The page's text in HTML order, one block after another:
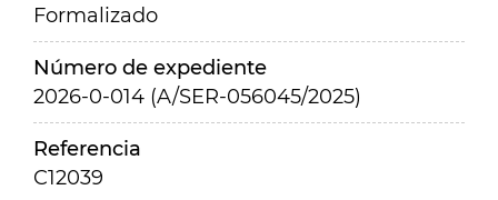
Formalizado
Número de expediente
2026-0-014 (A/SER-056045/2025)
Referencia
C12039